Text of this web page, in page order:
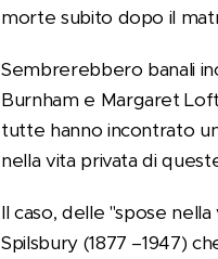
morte subito dopo il
Sembrerebbero banali
Burnham e Margaret
tutte hanno incontrato
nella vita privata di
Il caso, delle "spose
Spilsbury (1877 –1947)